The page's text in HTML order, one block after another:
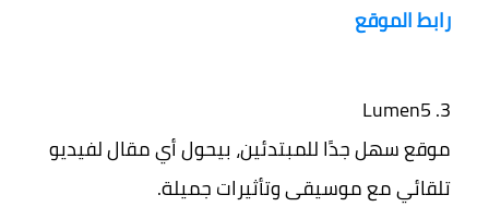
رابط الموقع
Lumen5
موقع سهل جدًا للمبتدئين، بيحول أي مقال لفيديو
تلقائي مع موسيقى وتأثيرات جميلة.